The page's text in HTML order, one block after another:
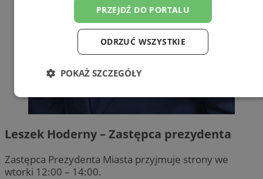
Leszek Hoderny – Zastępca prezydenta
Zastępca Prezydenta Miasta przyjmuje strony we
wtorki 12:00 – 14:00.
PRZEJDŹ DO PORTALU
ODRZUĆ WSZYSTKIE
POKAŻ SZCZEGÓŁY
Niezbędne Wydajność Targetowanie
Funkcjonalność Niesklasyfikowane